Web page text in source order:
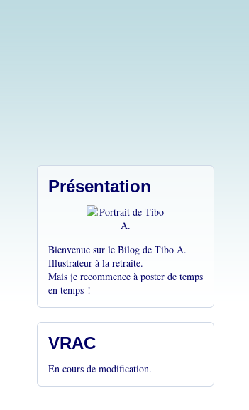
Présentation
Bienvenue sur le Bilog de Tibo A.
Illustrateur à la retraite.
Mais je recommence à poster de temps
en temps !
VRAC
En cours de modification.